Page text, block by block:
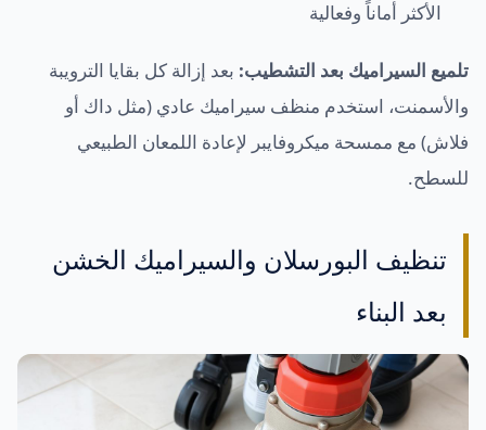
الأكثر أماناً وفعالية
تلميع السيراميك بعد التشطيب: بعد إزالة كل بقايا الترويبة
والأسمنت، استخدم منظف سيراميك عادي (مثل داك أو
فلاش) مع ممسحة ميكروفايبر لإعادة اللمعان الطبيعي
للسطح.
تنظيف البورسلان والسيراميك الخشن
بعد البناء